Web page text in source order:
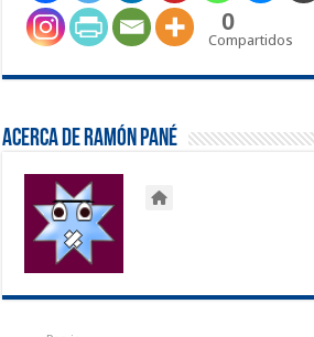
0
Compartidos
Acerca de Ramón Pané